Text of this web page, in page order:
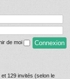
de moi
129 invités (selon le